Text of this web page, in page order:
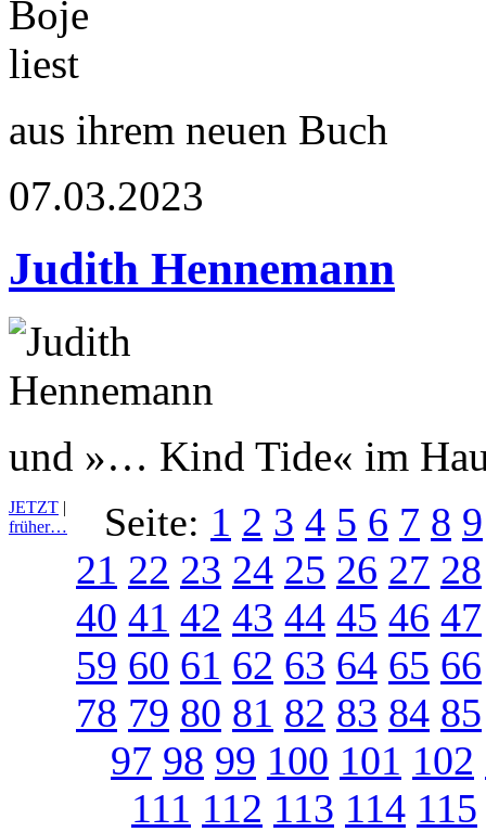
aus ihrem neuen Buch
07.03.2023
Judith Hennemann
und »… Kind Tide« im
JETZT |
früher…
Seite: 1 2 3 4 5 6 7 8 9
21 22 23 24 25 26 27 28
40 41 42 43 44 45 46 47
59 60 61 62 63 64 65 66
78 79 80 81 82 83 84 85
97 98 99 100 101 102
111 112 113 114 115